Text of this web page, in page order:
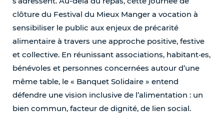
clôture du Festival du Mieux Manger a vocation à
sensibiliser le public aux enjeux de précarité
alimentaire à travers une approche positive, festive
et collective. En réunissant associations, habitant·es,
bénévoles et personnes concernées autour d’une
même table, le « Banquet Solidaire » entend
défendre une vision inclusive de l’alimentation : un
bien commun, facteur de dignité, de lien social.